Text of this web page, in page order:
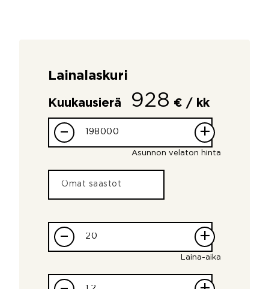
Lainalaskuri
Kuukausierä 928 € / kk
– +
Asunnon velaton hinta
– +
Laina-aika